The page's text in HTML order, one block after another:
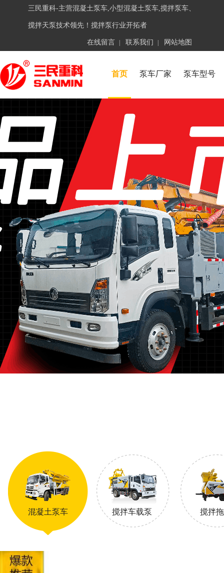
三民重科-主营混凝土泵车,小型混凝土泵车,搅拌泵车、
搅拌天泵技术领先！搅拌泵行业开拓者
在线留言 联系我们 网站地图
首页 泵车厂家 泵车型号
混凝土泵车 搅拌车载泵 搅拌